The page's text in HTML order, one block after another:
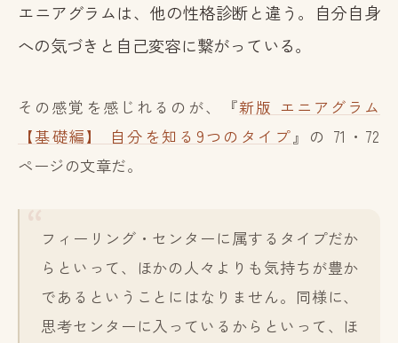
エニアグラムは、他の性格診断と違う。自分自身
への気づきと自己変容に繋がっている。
その感覚を感じれるのが、『新版 エニアグラム
【基礎編】 自分を知る9つのタイプ 』の 71・72
ページの文章だ。
フィーリング・センターに属するタイプだか
らといって、ほかの人々よりも気持ちが豊か
であるということにはなりません。同様に、
思考センターに入っているからといって、ほ